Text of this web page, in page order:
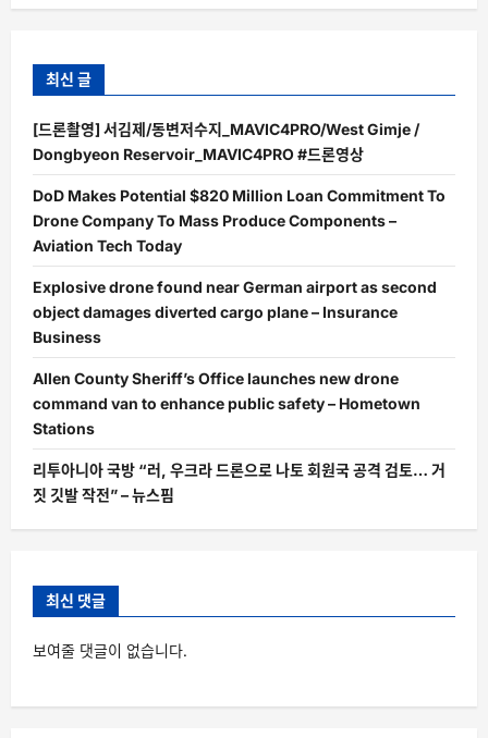
최신 글
[드론촬영] 서김제/동변저수지_MAVIC4PRO/West Gimje /
Dongbyeon Reservoir_MAVIC4PRO #드론영상
DoD Makes Potential $820 Million Loan Commitment To
Drone Company To Mass Produce Components –
Aviation Tech Today
Explosive drone found near German airport as second
object damages diverted cargo plane – Insurance
Business
Allen County Sheriff’s Office launches new drone
command van to enhance public safety – Hometown
Stations
리투아니아 국방 “러, 우크라 드론으로 나토 회원국 공격 검토… 거
짓 깃발 작전” – 뉴스핌
최신 댓글
보여줄 댓글이 없습니다.